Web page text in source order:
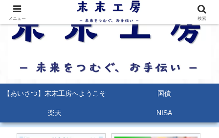
【あいさつ】末末工房へようこそ 国債
楽天 NISA
メニュー 検索